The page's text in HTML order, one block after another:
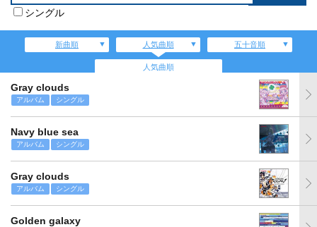
シングル
新曲順 人気曲順 五十音順
人気曲順
Gray clouds
アルバム シングル
Navy blue sea
アルバム シングル
Gray clouds
アルバム シングル
Golden galaxy